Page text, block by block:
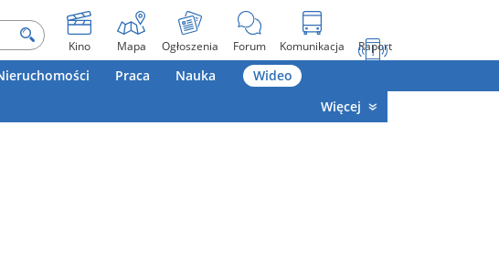
Kino Mapa Ogłoszenia Forum Komunikacja Raport
Praca Nauka
Wideo
Więcej